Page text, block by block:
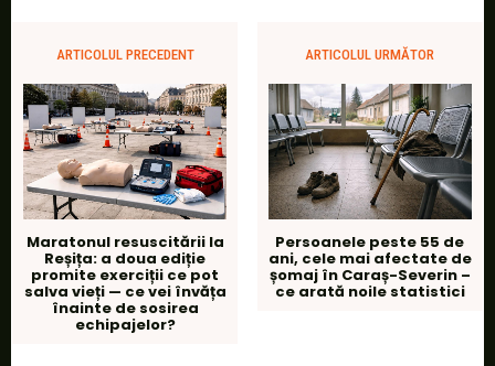
ARTICOLUL PRECEDENT
Maratonul resuscitării la
Reșița: a doua ediție
promite exerciții ce pot
salva vieți — ce vei învăța
înainte de sosirea
echipajelor?
ARTICOLUL URMĂTOR
Persoanele peste 55 de
ani, cele mai afectate de
șomaj în Caraș-Severin –
ce arată noile statistici